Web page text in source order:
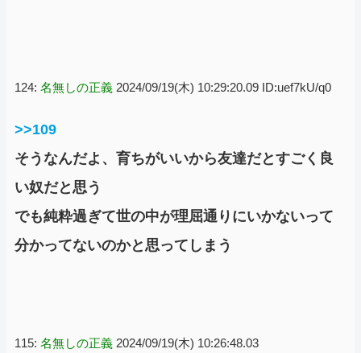
124: 名無しの正義 2024/09/19(木) 10:29:20.09 ID:uef7kU/q0
>>109
そうなんだよ、育ちがいいから友達だとすごく良
い奴だと思う
でも純粋過ぎて世の中が理屈通りにいかないって
分かってないのかと思ってしまう
115: 名無しの正義 2024/09/19(木) 10:26:48.03